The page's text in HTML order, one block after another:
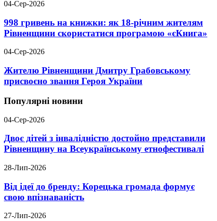
04-Сер-2026
998 гривень на книжки: як 18-річним жителям
Рівненщини скористатися програмою «єКнига»
04-Сер-2026
Жителю Рівненщини Дмитру Грабовському
присвоєно звання Героя України
Популярні новини
04-Сер-2026
Двоє дітей з інвалідністю достойно представили
Рівненщину на Всеукраїнському етнофестивалі
28-Лип-2026
Від ідеї до бренду: Корецька громада формує
свою впізнаваність
27-Лип-2026